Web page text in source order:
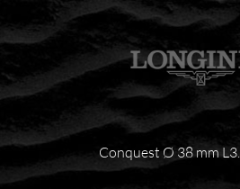
Conquest Ø 38 mm